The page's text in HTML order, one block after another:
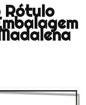
Rótulo